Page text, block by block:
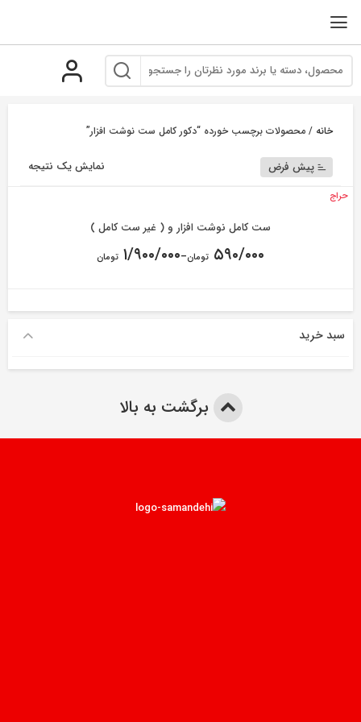
خانه / محصولات برچسب خورده “دکور کامل ست نوشت افزار”
نمایش یک نتیجه پیش فرض
حراج
ست کامل نوشت افزار و ( غیر ست کامل )
۵۹۰/۰۰۰ تومان–۱/۹۰۰/۰۰۰ تومان
سبد خرید
برگشت به بالا